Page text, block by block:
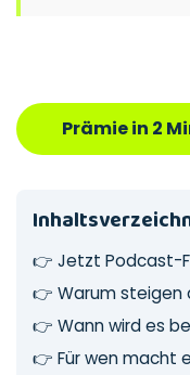
Prämie in 2
👉 Jetzt Podcast-
👉 Warum steigen
👉 Wann wird es
👉 Für wen macht